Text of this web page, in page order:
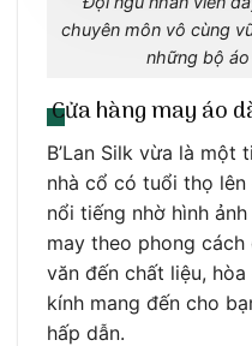
chuyên môn vô cùng
những bộ
Cửa hàng may áo
B’Lan Silk vừa là một
nhà cổ có tuổi thọ
nổi tiếng nhờ hình
may theo phong
văn đến chất liệu,
kính mang đến cho
hấp dẫn.